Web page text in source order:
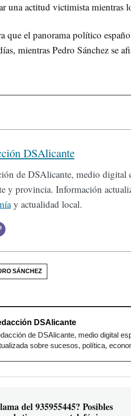
una actitud victimista mientras
que el panorama político
mientras Pedro Sánchez se
DSAlicante
de DSAlicante, medio digital
y provincia. Información
y actualidad local.
SÁNCHEZ
DSAlicante
de DSAlicante, medio digital
sobre sucesos, política,
del 935955445? Posibles